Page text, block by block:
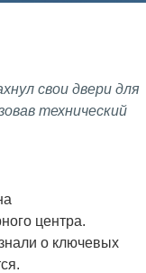
свои двери для
технический
центра.
о ключевых